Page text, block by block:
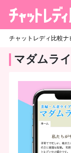
チャットレディ比較ナ
マダムラ